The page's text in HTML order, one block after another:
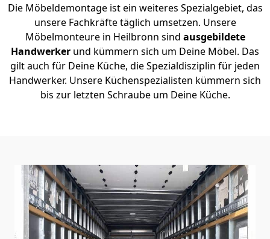
Die Möbeldemontage ist ein weiteres Spezialgebiet, das
unsere Fachkräfte täglich umsetzen. Unsere
Möbelmonteure in Heilbronn sind ausgebildete
Handwerker und kümmern sich um Deine Möbel. Das
gilt auch für Deine Küche, die Spezialdisziplin für jeden
Handwerker. Unsere Küchenspezialisten kümmern sich
bis zur letzten Schraube um Deine Küche.